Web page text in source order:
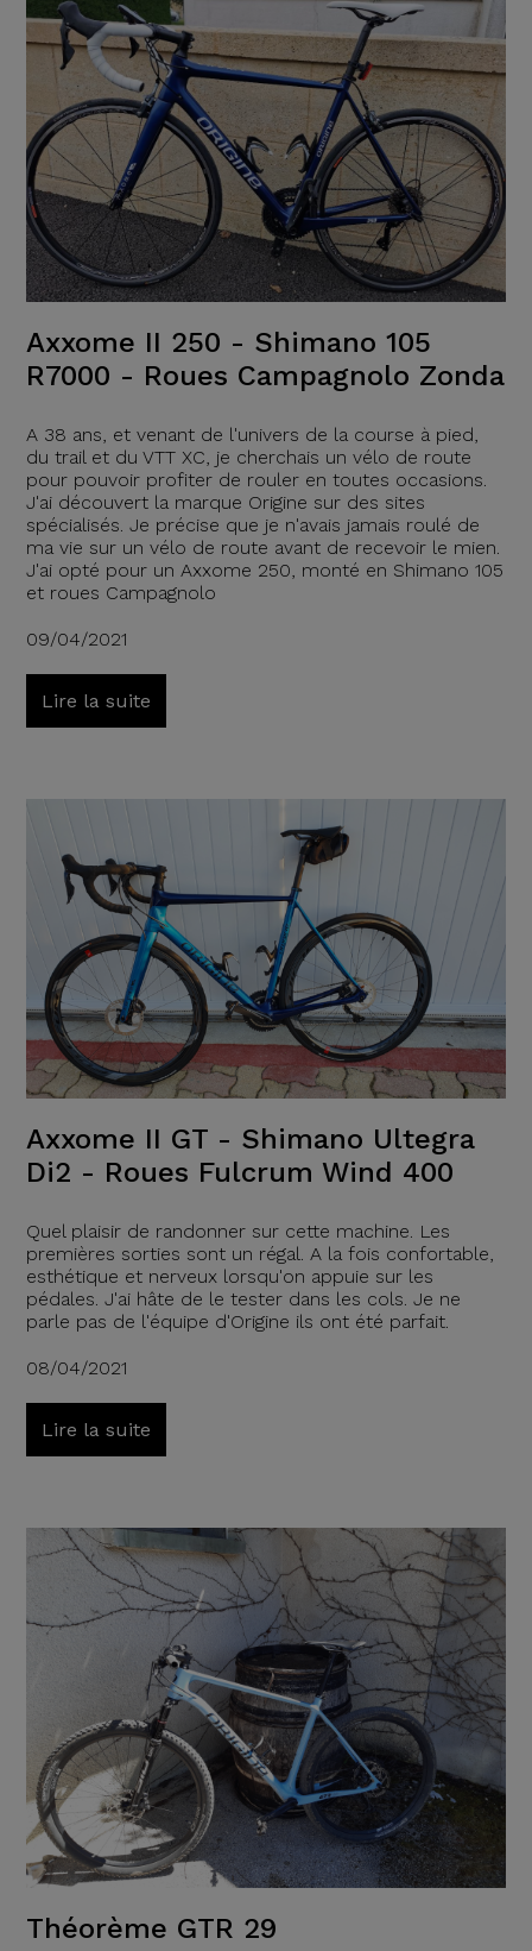
Axxome II 250 - Shimano 105
R7000 - Roues Campagnolo Zonda
A 38 ans, et venant de l'univers de la course à pied,
du trail et du VTT XC, je cherchais un vélo de route
pour pouvoir profiter de rouler en toutes occasions.
J'ai découvert la marque Origine sur des sites
spécialisés. Je précise que je n'avais jamais roulé de
ma vie sur un vélo de route avant de recevoir le mien.
J'ai opté pour un Axxome 250, monté en Shimano 105
et roues Campagnolo
09/04/2021
Lire la suite
Axxome II GT - Shimano Ultegra
Di2 - Roues Fulcrum Wind 400
Quel plaisir de randonner sur cette machine. Les
premières sorties sont un régal. A la fois confortable,
esthétique et nerveux lorsqu'on appuie sur les
pédales. J'ai hâte de le tester dans les cols. Je ne
parle pas de l'équipe d'Origine ils ont été parfait.
08/04/2021
Lire la suite
Théorème GTR 29